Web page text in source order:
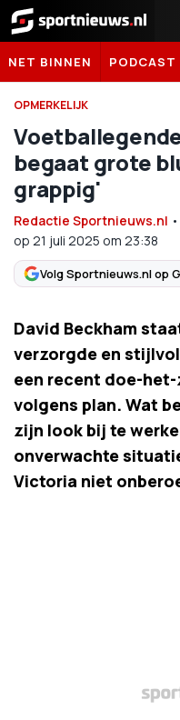
Sportnieuws.nl
NET BINNEN PODCAST
OPMERKELIJK
begaat grote
grappig'
Redactie Sportnieuws.nl •
op 21 juli 2025 om 23:38
Volg Sportnieuws.nl op
David Beckham
verzorgde en
een recent doe-
volgens plan. Wat
zijn look bij te
onverwachte
Victoria niet